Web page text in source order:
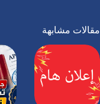
مقالات مشابهة